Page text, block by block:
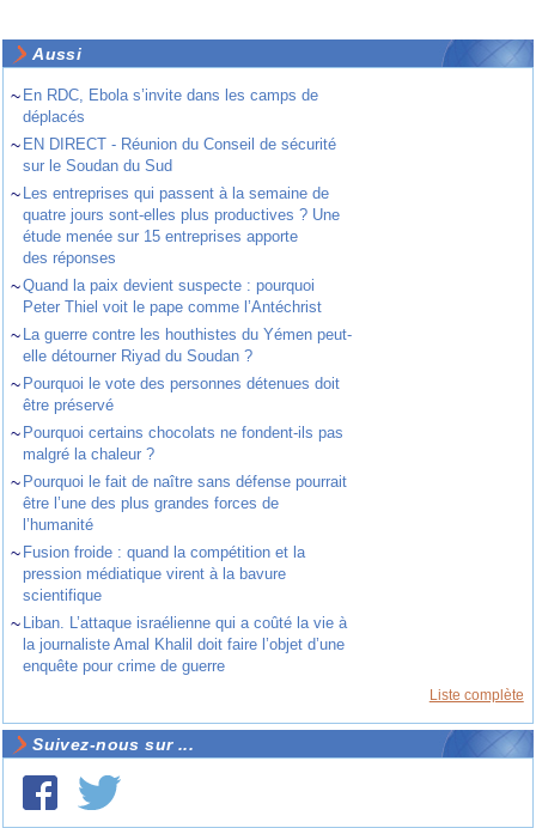
Aussi
~ En RDC, Ebola s’invite dans les camps de
déplacés
~ EN DIRECT - Réunion du Conseil de sécurité
sur le Soudan du Sud
~ Les entreprises qui passent à la semaine de
quatre jours sont-elles plus productives ? Une
étude menée sur 15 entreprises apporte
des réponses
~Quand la paix devient suspecte : pourquoi
Peter Thiel voit le pape comme l’Antéchrist
~ La guerre contre les houthistes du Yémen peut-
elle détourner Riyad du Soudan ?
~ Pourquoi le vote des personnes détenues doit
être préservé
~ Pourquoi certains chocolats ne fondent-ils pas
malgré la chaleur ?
~ Pourquoi le fait de naître sans défense pourrait
être l’une des plus grandes forces de
l’humanité
~ Fusion froide : quand la compétition et la
pression médiatique virent à la bavure
scientifique
~ Liban. L’attaque israélienne qui a coûté la vie à
la journaliste Amal Khalil doit faire l’objet d’une
enquête pour crime de guerre
Liste complète
Suivez-nous sur ...